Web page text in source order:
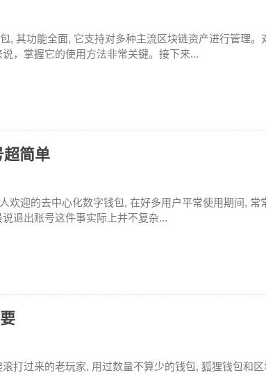
, 其功能全面, 它支持对多种主流区块链资产进行管理。
，掌握它的使用方法非常关键。接下来...
简单
欢迎的去中心化数字钱包, 在好多用户平常使用期间, 常
退出账号这件事实际上并不复杂...
打过来的老玩家, 用过数量不算少的钱包, 狐狸钱包和区